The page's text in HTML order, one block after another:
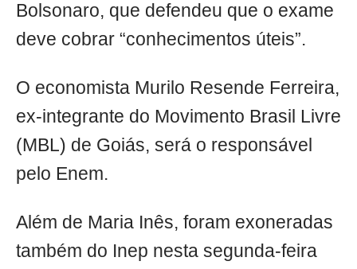
Bolsonaro, que defendeu que o exame
deve cobrar “conhecimentos úteis”.
O economista Murilo Resende Ferreira,
ex-integrante do Movimento Brasil Livre
(MBL) de Goiás, será o responsável
pelo Enem.
Além de Maria Inês, foram exoneradas
também do Inep nesta segunda-feira